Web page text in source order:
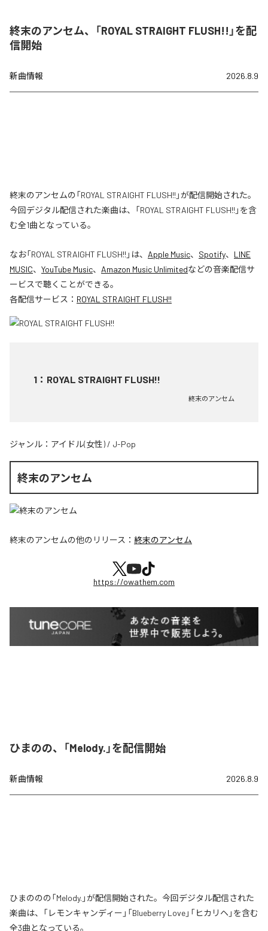
終末のアンセム、「ROYAL STRAIGHT FLUSH!!」を配
信開始
新曲情報 2026.8.9
終末のアンセムの「ROYAL STRAIGHT FLUSH!!」が配信開始された。
今回デジタル配信された楽曲は、「ROYAL STRAIGHT FLUSH!!」を含
む全1曲となっている。
なお「ROYAL STRAIGHT FLUSH!! 」は、 Apple Music、 Spotify、 LINE
MUSIC、 YouTube Music、 Amazon Music Unlimitedなどの音楽配信サ
ービスで聴くことができる。
各配信サービス： ROYAL STRAIGHT FLUSH!!
1 ： ROYAL STRAIGHT FLUSH!!
終末のアンセム
ジャンル： アイドル(女性) / J-Pop
終末のアンセム
終末のアンセムの他のリリース： 終末のアンセム
https://owathem.com
ひまのの、「Melody.」を配信開始
新曲情報 2026.8.9
ひまののの「Melody.」が配信開始された。今回デジタル配信された
楽曲は、「レモンキャンディー」「Blueberry Love」「ヒカリヘ」を含む
全3曲となっている。